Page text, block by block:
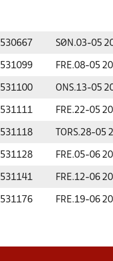
530667 SØN.03-05
531099 FRE.08-05
531100 ONS.13-05
531111 FRE.22-05
531118 TORS.28-05
531128 FRE.05-06
531141 FRE.12-06
531176 FRE.19-06